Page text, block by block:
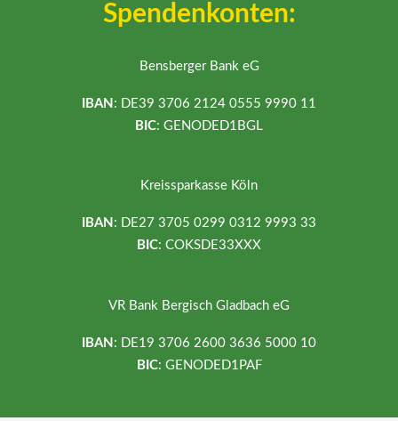
Spendenkonten:
Bensberger Bank eG
IBAN : DE39 3706 2124 0555 9990 11
BIC: GENODED1BGL
Kreissparkasse Köln
IBAN : DE27 3705 0299 0312 9993 33
BIC: COKSDE33XXX
VR Bank Bergisch Gladbach eG
IBAN : DE19 3706 2600 3636 5000 10
BIC: GENODED1PAF